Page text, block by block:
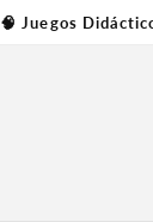
🧠 Juegos